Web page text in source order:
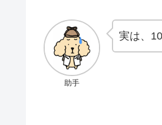
助手
実は、